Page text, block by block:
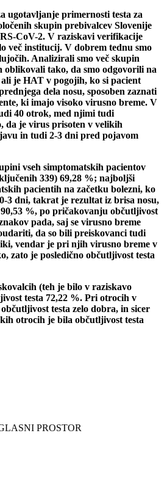
ugotavljanje primernosti testa za
skupin prebivalcev Slovenije
CoV-2. V raziskavi verifikacije
več institucij. V dobrem tednu smo
Analizirali smo več skupin
oblikovali tako, da smo odgovorili na
je HAT v pogojih, ko si pacient
dela nosu, sposoben zaznati
ki imajo visoko virusno breme. V
40 otrok, med njimi tudi
da je virus prisoten v velikih
in tudi 2-3 dni pred pojavom
vseh simptomatskih pacientov
339) 69,28 %; najboljši
pacientih na začetku bolezni, ko
3 dni, takrat je rezultat iz brisa nosu,
%, po pričakovanju občutljivost
pada, saj se virusno breme
da so bili preiskovanci tudi
vendar je pri njih virusno breme v
zato je posledično občutljivost testa
(teh je bilo v raziskavo
testa 72,22 %. Pri otrocih v
testa zelo dobra, in sicer
otrocih je bila občutljivost testa